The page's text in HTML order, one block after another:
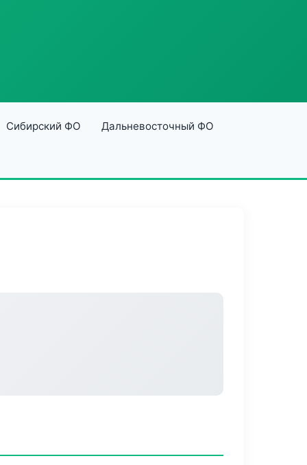
Сибирский ФО Дальневосточный ФО